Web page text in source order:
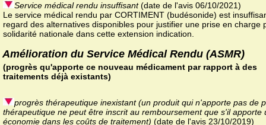
Service médical rendu insuffisant(date de l'avis 06/10/2021)
Le service médical rendu par CORTIMENT (budésonide) est
regard des alternatives disponibles pour justifier une prise en charge
solidarité nationale dans cette extension indication.
Amélioration du Service Médical Rendu (ASMR)
(progrès qu'apporte ce nouveau médicament par rapport à des
traitements déjà existants)
progrès thérapeutique inexistant (un produit qui n'apporte pas de
thérapeutique ne peut être inscrit au remboursement que s'il apporte
économie dans les coûts de traitement) (date de l'avis 23/10/2019)